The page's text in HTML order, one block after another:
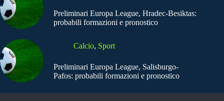
Preliminari Europa League, Hradec-Besiktas:
probabili formazioni e pronostico
Calcio, Sport
Preliminari Europa League, Salisburgo-
Pafos: probabili formazioni e pronostico